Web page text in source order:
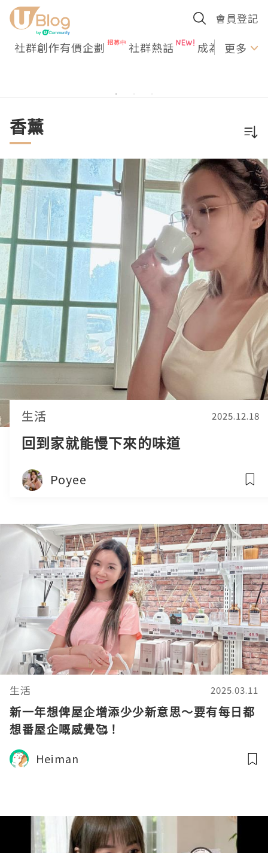
會員登記
社群創作有價企劃 社群熱話 成為U更多
香薰
生活 2025.12.18
回到家就能慢下來的味道
Poyee
生活 2025.03.11
新一年想俾屋企增添少少新意思～要有每日都
想番屋企嘅感覺🥰！
Heiman